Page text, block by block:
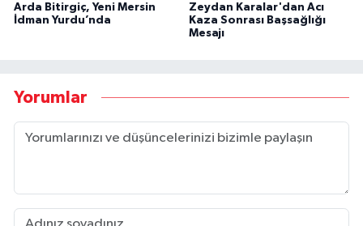
Arda Bitirgiç, Yeni Mersin
İdman Yurdu’nda
Zeydan Karalar'dan Acı
Kaza Sonrası Başsağlığı
Mesajı
Yorumlar